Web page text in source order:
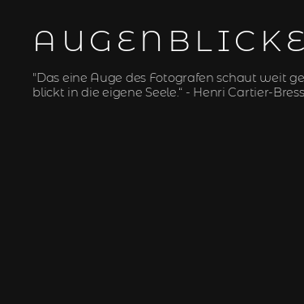
AUGENBLICKE
"Das eine Auge des Fotografen schaut weit
blickt in die eigene Seele.“ - Henri Cartier-